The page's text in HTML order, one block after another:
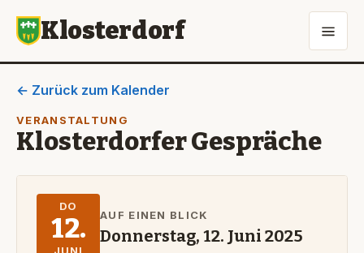
Klosterdorf
← Zurück zum Kalender
VERANSTALTUNG
Klosterdorfer Gespräche
DO
12.
JUNI
AUF EINEN BLICK
Donnerstag, 12. Juni 2025